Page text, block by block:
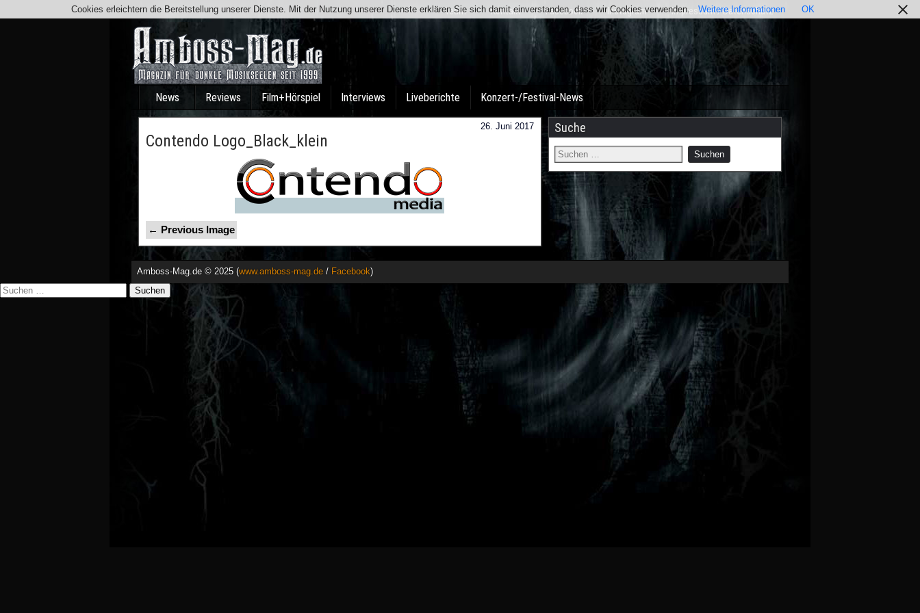
Team Kontakt Facebook Instagram Impressum / Datenschutz
News Reviews Film+Hörspiel Interviews Liveberichte Konzert-/Festival-News
26. Juni 2017
Contendo Logo_Black_klein
← Previous Image
Suche
Amboss-Mag.de © 2025 (www.amboss-mag.de / Facebook)
Cookies erleichtern die Bereitstellung unserer Dienste. Mit der Nutzung unserer Dienste erklären Sie sich damit einverstanden, dass wir Cookies verwenden. Weitere Informationen OK